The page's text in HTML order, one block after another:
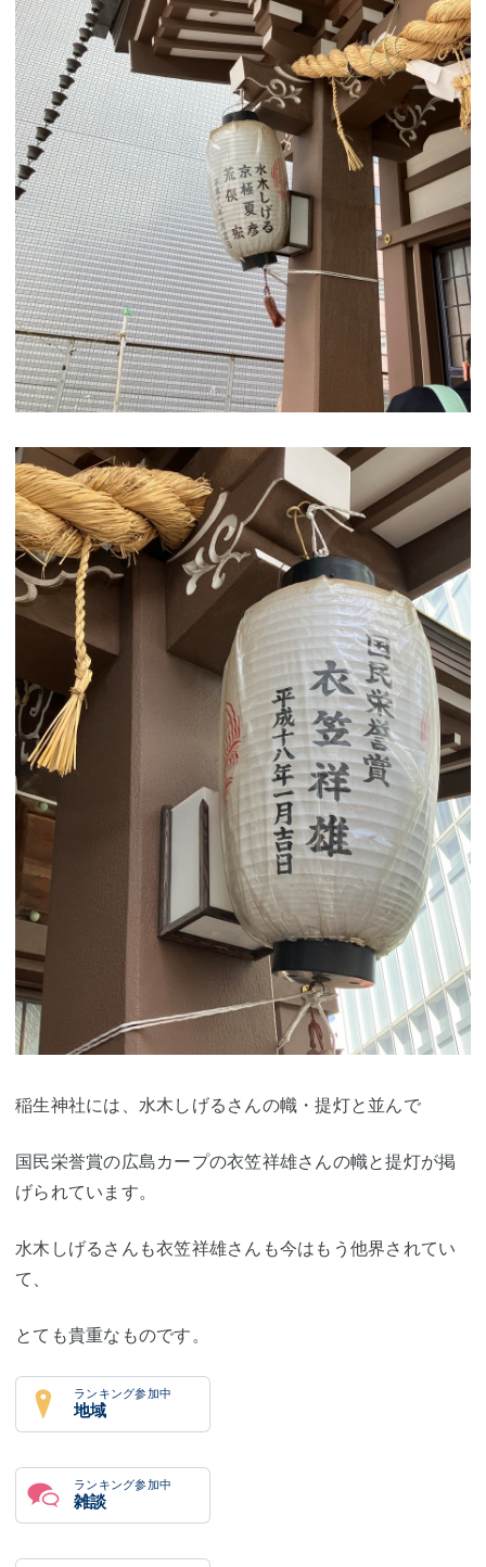
稲生神社には、水木しげるさんの幟・提灯と並んで
国民栄誉賞の広島カープの衣笠祥雄さんの幟と提灯が掲
げられています。
水木しげるさんも衣笠祥雄さんも今はもう他界されてい
て、
とても貴重なものです。
ランキング参加中
地域
ランキング参加中
雑談